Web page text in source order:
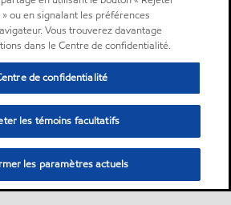
ou en signalant les préférences
Vous trouverez davantage
dans le Centre de confidentialité.
de confidentialité
les témoins facultatifs
les paramètres actuels